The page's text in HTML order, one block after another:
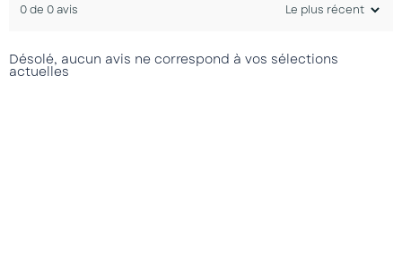
0 de 0 avis
Désolé, aucun avis ne correspond à vos sélections
actuelles